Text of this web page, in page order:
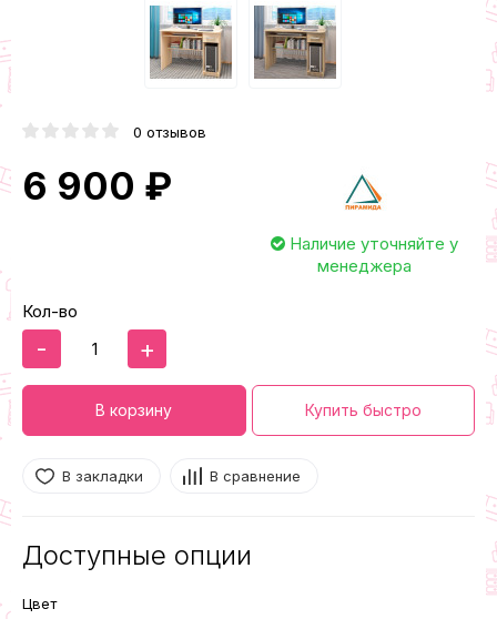
0 отзывов
6 900 ₽
Наличие уточняйте у
менеджера
Кол-во
- +
В корзину Купить быстро
В закладки В сравнение
Доступные опции
Цвет